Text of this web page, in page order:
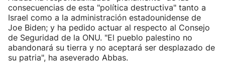
consecuencias de esta "política destructiva" tanto a
Israel como a la administración estadounidense de
Joe Biden; y ha pedido actuar al respecto al Consejo
de Seguridad de la ONU. "El pueblo palestino no
abandonará su tierra y no aceptará ser desplazado de
su patria", ha aseverado Abbas.